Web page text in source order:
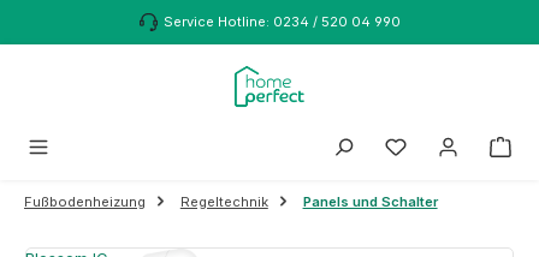
Zum Hauptinhalt springenService Hotline: 0234 / 520 04 990
Fußbodenheizung Regeltechnik Panels und Schalter